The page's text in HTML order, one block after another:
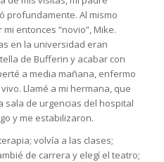
profundamente. Al mismo
entonces “novio”, Mike.
en la universidad eran
de Bufferin y acabar con
a media mañana, enfermo
Llamé a mi hermana, que
sala de urgencias del hospital
y me estabilizaron.
volvía a las clases;
de carrera y elegí el teatro;